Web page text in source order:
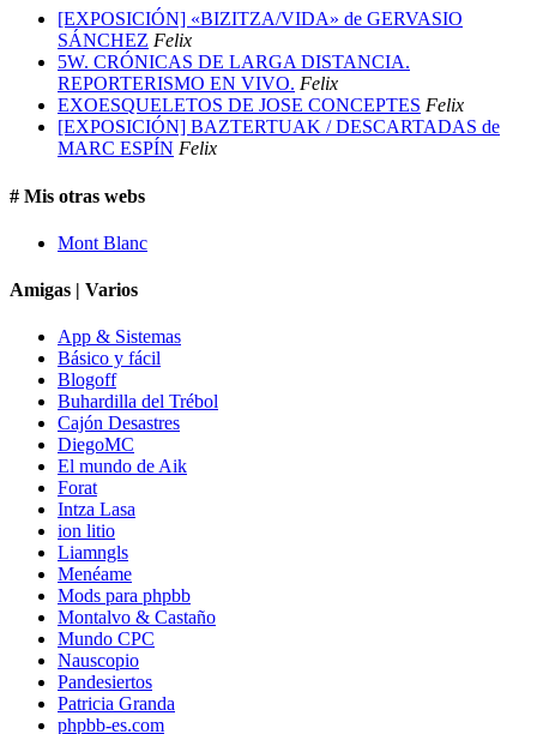
[EXPOSICIÓN] «BIZITZA/VIDA» de GERVASIO
SÁNCHEZ Felix
5W. CRÓNICAS DE LARGA DISTANCIA.
REPORTERISMO EN VIVO. Felix
EXOESQUELETOS DE JOSE CONCEPTES Felix
[EXPOSICIÓN] BAZTERTUAK / DESCARTADAS de
MARC ESPÍN Felix
# Mis otras webs
Mont Blanc
Amigas | Varios
App & Sistemas
Básico y fácil
Blogoff
Buhardilla del Trébol
Cajón Desastres
DiegoMC
El mundo de Aik
Forat
Intza Lasa
ion litio
Liamngls
Menéame
Mods para phpbb
Montalvo & Castaño
Mundo CPC
Nauscopio
Pandesiertos
Patricia Granda
phpbb-es.com